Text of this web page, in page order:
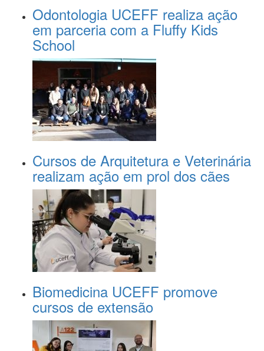
Odontologia UCEFF realiza ação
em parceria com a Fluffy Kids
School
Cursos de Arquitetura e Veterinária
realizam ação em prol dos cães
Biomedicina UCEFF promove
cursos de extensão